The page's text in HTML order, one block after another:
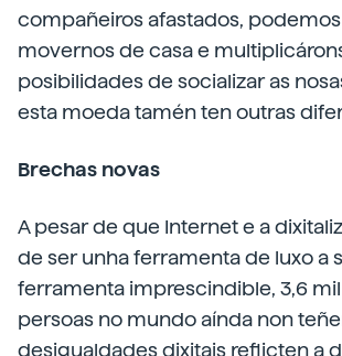
compañeiros afastados,
movernos de casa e
posibilidades de socializar as
esta moeda tamén ten outras
Brechas novas
A pesar de que Internet e a
de ser unha ferramenta de luxo a
ferramenta imprescindible, 3,6
persoas no mundo aínda non
desigualdades dixitais reflicten a